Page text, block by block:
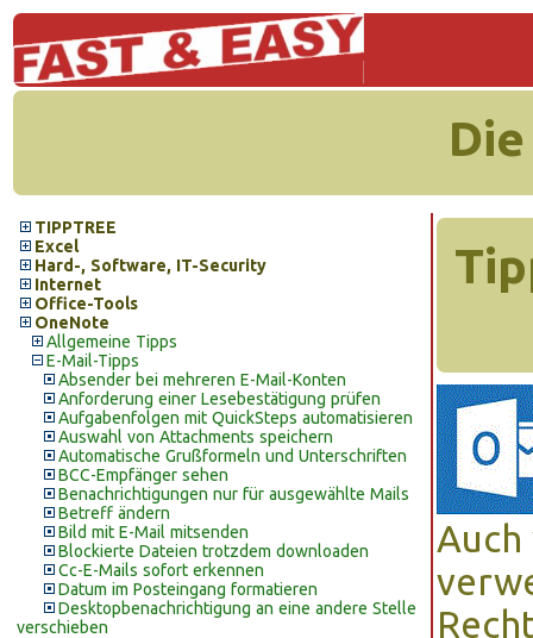
TIPPTREE
Excel
Hard-, Software, IT-Security
Internet
Office-Tools
OneNote
Allgemeine Tipps
E-Mail-Tipps
Absender bei mehreren E-Mail-Konten
Anforderung einer Lesebestätigung prüfen
Aufgabenfolgen mit QuickSteps automatisieren
Auswahl von Attachments speichern
Automatische Grußformeln und Unterschriften
BCC-Empfänger sehen
Benachrichtigungen nur für ausgewählte Mails
Betreff ändern
Bild mit E-Mail mitsenden
Blockierte Dateien trotzdem downloaden
Cc-E-Mails sofort erkennen
Datum im Posteingang formatieren
Desktopbenachrichtigung an eine andere Stelle
verschieben
Auch